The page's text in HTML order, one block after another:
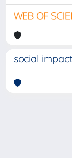
social impact